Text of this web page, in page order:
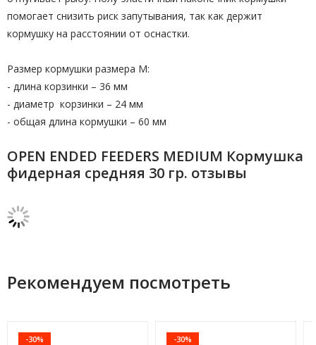
помогает снизить риск запутывания, так как держит
кормушку на расстоянии от оснастки.
Размер кормушки размера M:
- длина корзинки – 36 мм
- диаметр корзинки – 24 мм
- общая длина кормушки – 60 мм
OPEN ENDED FEEDERS MEDIUM Кормушка
фидерная средняя 30 гр. отзывы
Рекомендуем посмотреть
-30% -30%